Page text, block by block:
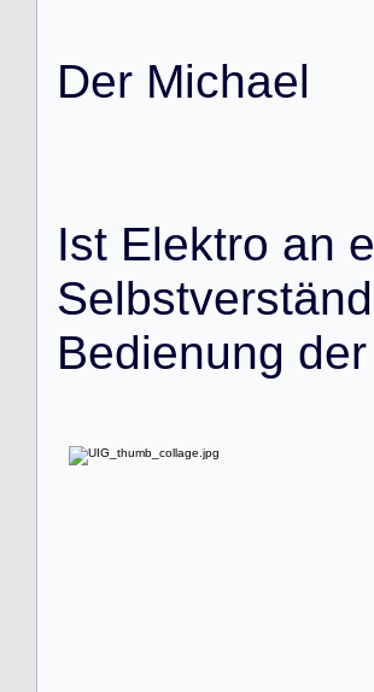
Der Michael
Ist Elektro an e
Selbstverständ
Bedienung der